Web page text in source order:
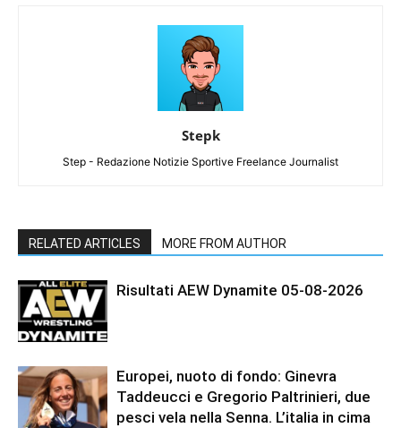
Stepk
Step - Redazione Notizie Sportive Freelance Journalist
RELATED ARTICLES MORE FROM AUTHOR
Risultati AEW Dynamite 05-08-2026
Europei, nuoto di fondo: Ginevra
Taddeucci e Gregorio Paltrinieri, due
pesci vela nella Senna. L’italia in cima